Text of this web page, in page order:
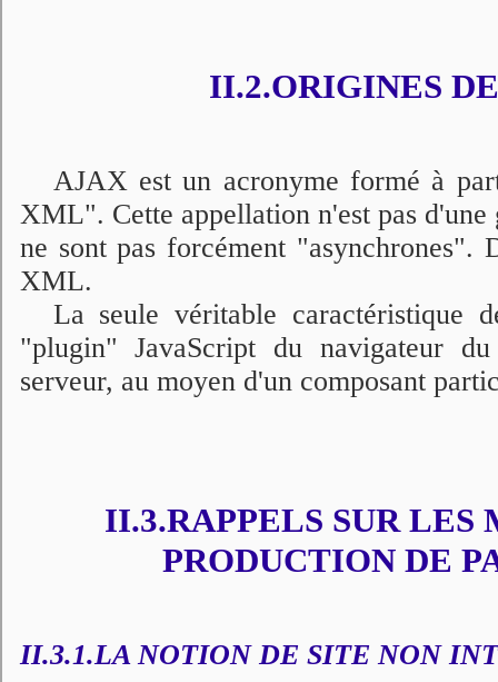
II.2.ORIGINES
AJAX est un acronyme formé à
XML". Cette appellation n'est pas
ne sont pas forcément "asynchrones".
XML.
La seule véritable caractéristique
"plugin" JavaScript du navigateur
serveur, au moyen d'un composant
II.3.RAPPELS SUR LES
PRODUCTION DE
II.3.1.LA NOTION DE SITE NON